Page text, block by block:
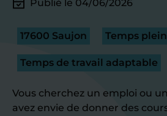
Publié le 04/06/2026
17600 Saujon Temps
Temps de travail adaptable
Vous cherchez un emploi ou
avez envie de donner des